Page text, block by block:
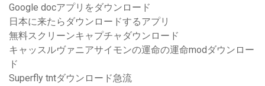
Google docアプリをダウンロード
日本に来たらダウンロードするアプリ
無料スクリーンキャプチャダウンロード
キャッスルヴァニアサイモンの運命の運命modダウンロー
ド
Superfly tntダウンロード急流